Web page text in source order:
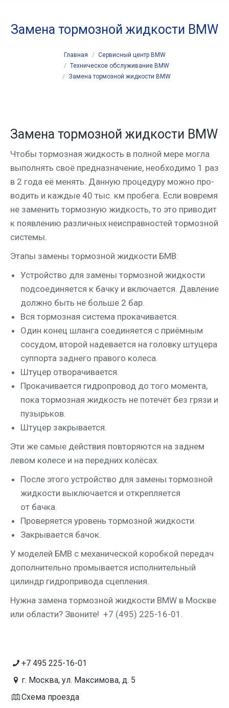
Замена тормозной жидкости BMW
Главная
Сервисный центр BMW
Техническое обслуживание BMW
Замена тормозной жидкости BMW
Замена тормозной жидкости BMW
Что­бы тор­моз­ная жид­кость в пол­ной мере мог­ла
выпол­нять своё пред­на­зна­че­ние, необ­хо­ди­мо 1 раз
в 2 года её менять. Дан­ную про­це­ду­ру мож­но про­
во­дить и каж­дые 40 тыс. км про­бе­га. Если вовре­мя
не заме­нить тор­моз­ную жид­кость, то это при­во­дит
к появ­ле­нию раз­лич­ных неис­прав­но­стей тор­моз­ной
системы.
Эта­пы заме­ны тор­моз­ной жид­ко­сти БМВ:
Устрой­ство для заме­ны тор­моз­ной жид­ко­сти
под­со­еди­ня­ет­ся к бач­ку и вклю­ча­ет­ся. Дав­ле­ние
долж­но быть не боль­ше 2 бар.
Вся тор­моз­ная систе­ма прокачивается.
Один конец шлан­га соеди­ня­ет­ся с при­ём­ным
сосу­дом, вто­рой наде­ва­ет­ся на голов­ку шту­це­ра
суп­пор­та зад­не­го пра­во­го колеса.
Шту­цер отворачивается.
Про­ка­чи­ва­ет­ся гид­ро­про­вод до того момен­та,
пока тор­моз­ная жид­кость не поте­чёт без гря­зи и
пузырьков.
Шту­цер закрывается.
Эти же самые дей­ствия повто­ря­ют­ся на зад­нем
левом коле­се и на перед­них колёсах.
После это­го устрой­ство для заме­ны тор­моз­ной
жид­ко­сти выклю­ча­ет­ся и откреп­ля­ет­ся
от бачка.
Про­ве­ря­ет­ся уро­вень тор­моз­ной жидкости.
Закры­ва­ет­ся бачок.
У моде­лей БМВ с меха­ни­че­ской короб­кой пере­дач
допол­ни­тель­но про­мы­ва­ет­ся испол­ни­тель­ный
цилиндр гид­ро­при­во­да сцепления.
Нуж­на заме­на тор­моз­ной жид­ко­сти BMW в Москве
или обла­сти? Зво­ни­те! +7 (495) 225-16-01.
+7 495 225-16-01
г. Москва, ул. Максимова, д. 5
Схема проезда